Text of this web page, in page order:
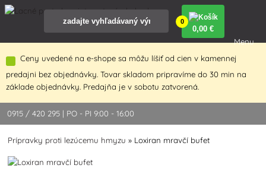
Ceny uvedené na e-shope sa môžu líšiť od cien v kamennej
predajni bez objednávky. Tovar skladom pripravíme do 30 min na
základe objednávky. Predajňa je v sobotu zatvorená.
0915 / 420 295 | PO - PI 9:00 - 16:00
0
0,00 €
Menu
Prípravky proti lezúcemu hmyzu » Loxiran mravčí bufet